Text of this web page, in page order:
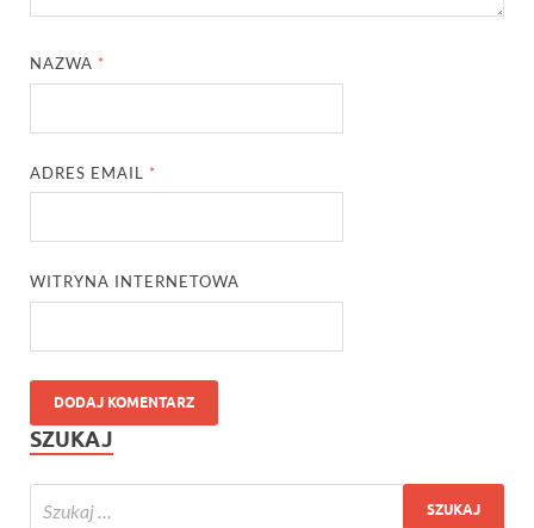
NAZWA *
ADRES EMAIL *
WITRYNA INTERNETOWA
SZUKAJ